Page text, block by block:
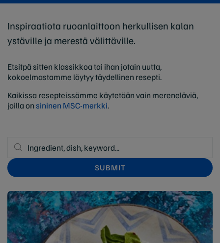
Inspiraatiota ruoanlaittoon herkullisen kalan
ystäville ja merestä välittäville.
Etsitpä sitten klassikkoa tai ihan jotain uutta,
kokoelmastamme löytyy täydellinen resepti.
Kaikissa resepteissämme käytetään vain mereneläviä,
joilla onsininen MSC-merkki.